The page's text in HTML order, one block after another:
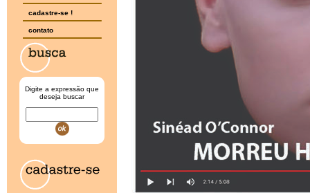
cadastre-se !
contato
Digite a expressão que
deseja buscar